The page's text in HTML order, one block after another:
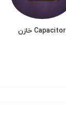
Capacitor خازن